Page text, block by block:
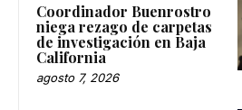
Coordinador Buenrostro
niega rezago de carpetas
de investigación en Baja
California
agosto 7, 2026